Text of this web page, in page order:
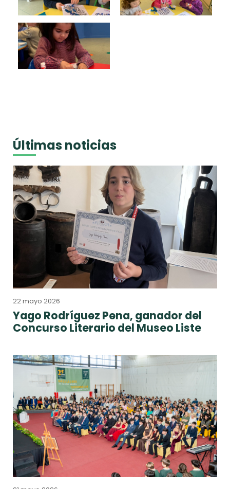
Últimas noticias
22 mayo 2026
Yago Rodríguez Pena, ganador del
Concurso Literario del Museo Liste